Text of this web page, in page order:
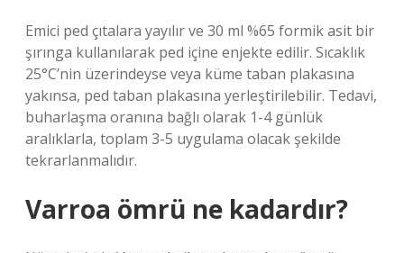
Emici ped çıtalara yayılır ve 30 ml %65 formik asit bir
şırınga kullanılarak ped içine enjekte edilir. Sıcaklık
25°C’nin üzerindeyse veya küme taban plakasına
yakınsa, ped taban plakasına yerleştirilebilir. Tedavi,
buharlaşma oranına bağlı olarak 1-4 günlük
aralıklarla, toplam 3-5 uygulama olacak şekilde
tekrarlanmalıdır.
Varroa ömrü ne kadardır?